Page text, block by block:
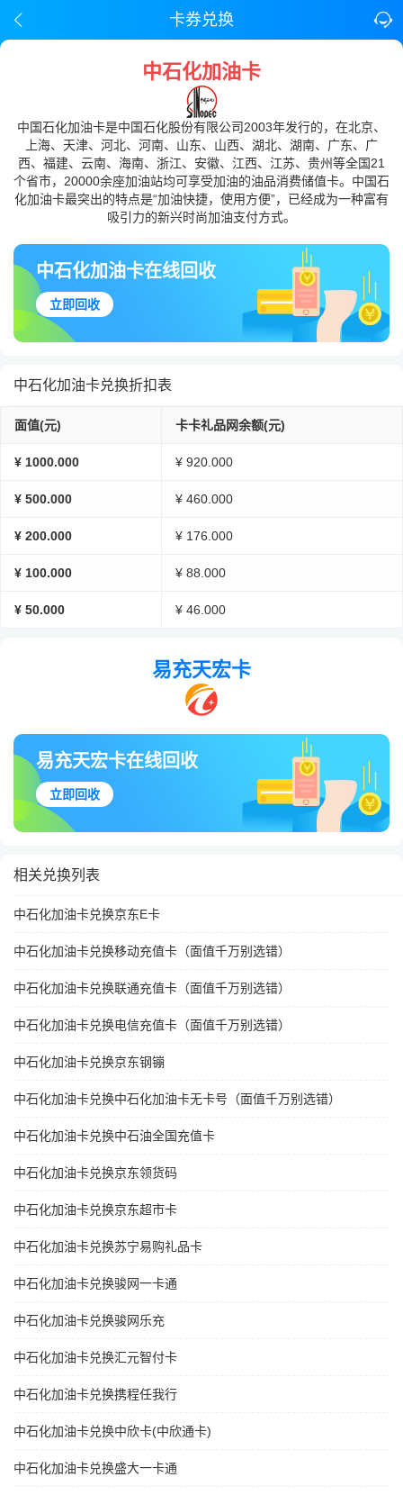
卡券兑换
中石化加油卡
中国石化加油卡是中国石化股份有限公司2003年发行的，在北京、
上海、天津、河北、河南、山东、山西、湖北、湖南、广东、广
西、福建、云南、海南、浙江、安徽、江西、江苏、贵州等全国21
个省市，20000余座加油站均可享受加油的油品消费储值卡。中国石
化加油卡最突出的特点是“加油快捷，使用方便”，已经成为一种富有
吸引力的新兴时尚加油支付方式。
中石化加油卡在线回收
立即回收
中石化加油卡兑换折扣表
面值(元) 卡卡礼品网余额(元)
¥ 1000.000 ¥ 920.000
¥ 500.000 ¥ 460.000
¥ 200.000 ¥ 176.000
¥ 100.000 ¥ 88.000
¥ 50.000 ¥ 46.000
易充天宏卡
易充天宏卡在线回收
立即回收
相关兑换列表
中石化加油卡兑换京东E卡
中石化加油卡兑换移动充值卡（面值千万别选错）
中石化加油卡兑换联通充值卡（面值千万别选错）
中石化加油卡兑换电信充值卡（面值千万别选错）
中石化加油卡兑换京东钢镚
中石化加油卡兑换中石化加油卡无卡号（面值千万别选错）
中石化加油卡兑换中石油全国充值卡
中石化加油卡兑换京东领货码
中石化加油卡兑换京东超市卡
中石化加油卡兑换苏宁易购礼品卡
中石化加油卡兑换骏网一卡通
中石化加油卡兑换骏网乐充
中石化加油卡兑换汇元智付卡
中石化加油卡兑换携程任我行
中石化加油卡兑换中欣卡(中欣通卡)
中石化加油卡兑换盛大一卡通